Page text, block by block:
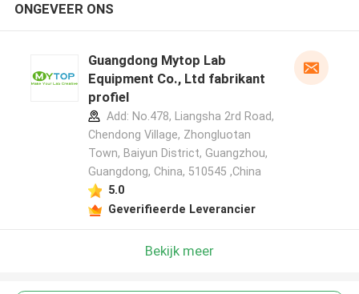
ONGEVEER ONS
Guangdong Mytop Lab
Equipment Co., Ltd fabrikant
profiel
Add: No.478, Liangsha 2rd Road,
Chendong Village, Zhongluotan
Town, Baiyun District, Guangzhou,
Guangdong, China, 510545 ,China
5.0
Geverifieerde Leverancier
Bekijk meer